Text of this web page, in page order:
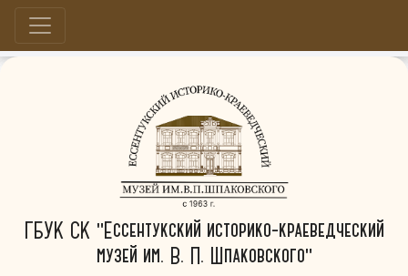
Больше, чем музей...
ГБУК СК "Ессентукский историко-краеведческий
музей им. В. П. Шпаковского"